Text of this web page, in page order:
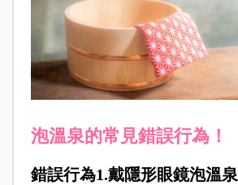
泡溫泉的常見錯誤行為！
錯誤行為1.戴隱形眼鏡泡溫泉